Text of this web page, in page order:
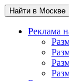
Найти в Москве
Реклама